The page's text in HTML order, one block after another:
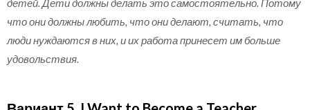
детей. Дети должны делать это самостоятельно. Потому
что они должны любить, что они делают, считать, что
люди нуждаются в них, и их работа принесет им больше
удовольствия.